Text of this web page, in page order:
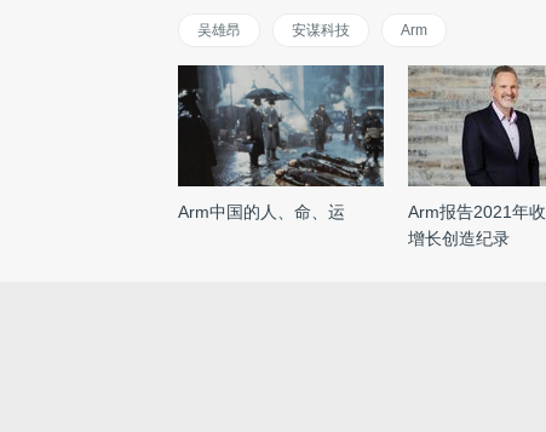
吴雄昂 安谋科技 Arm
Arm中国的人、命、运
Arm报告2021年
增长创造纪录